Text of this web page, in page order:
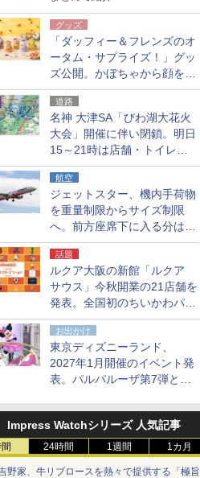
グッズ
「ダッフィー＆フレンズのオ
ータム・サプライズ！」グッ
ズ公開。かぼちゃから顔をの
ぞかせたぬいぐるみチャーム
ほか
道路
名神 大津SA「びわ湖大花火
大会」開催に伴い閉鎖。明日
15～21時は店舗・トイレ・
駐車場の利用不可
航空
ジェットスター、機内手荷物
を重量制限からサイズ制限
へ。前方座席下に入る分はす
べての運賃で無料に
話題
ルクア大阪の新館「ルクア
サウス」今秋開業の21店舗を
発表。全国初のちいかわパー
クストア/サンリオ新業態1号
店など
お出かけ
東京ディズニーランド、
2027年1月開催のイベント発
表。パルパルーザ第7弾とし
ド」を再演
Impress Watchシリーズ 人気記事
24時間 1週間 1カ月
野家、牛リブロースを熱々で提供する「極旨